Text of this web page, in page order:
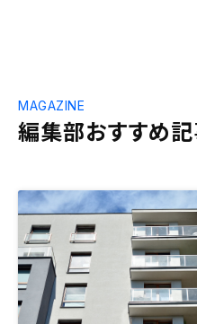
編集部おすすめ
MAGAZINE